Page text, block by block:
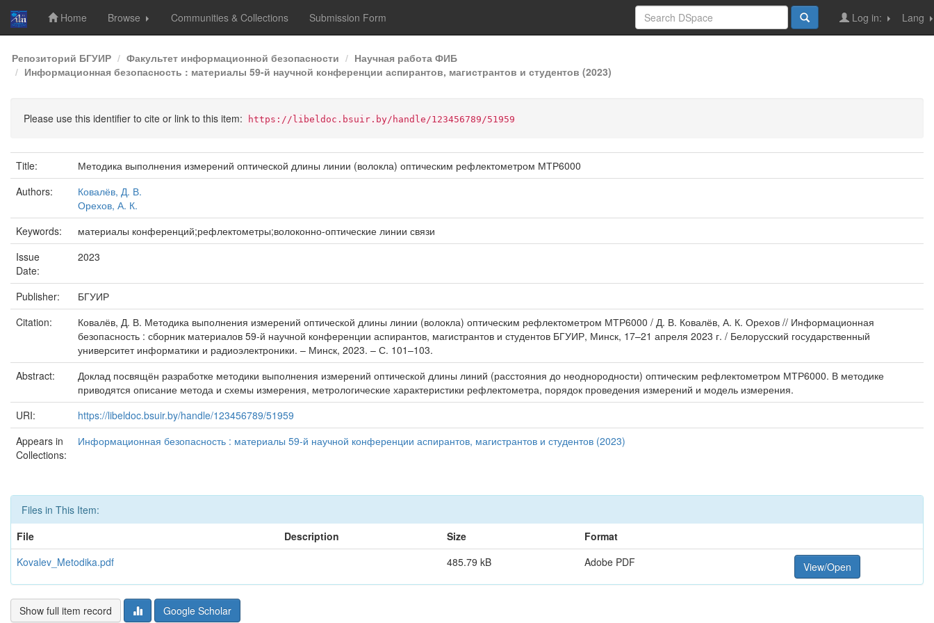
Skip
navigation
Home Browse Communities & Collections Submission Form Lang
Log in:
Репозиторий БГУИР Факультет информационной безопасности
Научная работа ФИБ
Информационная безопасность : материалы 59-й научной конференции аспирантов, магистрантов и студентов (2023)
Please use this identifier to cite or link to this item: https://libeldoc.bsuir.by/handle/123456789/51959
Title:
Методика выполнения измерений оптической длины линии (волокла) оптическим рефлектометром МТР6000
Authors:
Ковалёв, Д. В.
Орехов, А. К.
Keywords:
материалы конференций;рефлектометры;волоконно-оптические линии связи
Issue
Date:
2023
Publisher:
БГУИР
Citation:
Ковалёв, Д. В. Методика выполнения измерений оптической длины линии (волокла) оптическим рефлектометром МТР6000 / Д. В. Ковалёв, А. К. Орехов // Информационная
безопасность : сборник материалов 59-й научной конференции аспирантов, магистрантов и студентов БГУИР, Минск, 17–21 апреля 2023 г. / Белорусский государственный
университет информатики и радиоэлектроники. – Минск, 2023. – С. 101–103.
Abstract:
Доклад посвящён разработке методики выполнения измерений оптической длины линий (расстояния до неоднородности) оптическим рефлектометром МТР6000. В методике
приводятся описание метода и схемы измерения, метрологические характеристики рефлектометра, порядок проведения измерений и модель измерения.
URI:
https://libeldoc.bsuir.by/handle/123456789/51959
Appears in
Collections:
Информационная безопасность : материалы 59-й научной конференции аспирантов, магистрантов и студентов (2023)
Files in This Item:
File
Description Size
Format
Kovalev_Metodika.pdf
485.79 kB Adobe PDF View/Open
Show full item record Google Scholar